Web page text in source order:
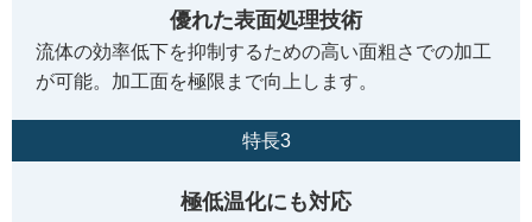
優れた表面処理技術
流体の効率低下を抑制するための高い面粗さでの加工
が可能。加工面を極限まで向上します。
特長3
極低温化にも対応